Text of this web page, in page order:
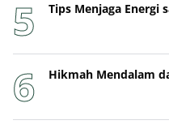
Tips Menjaga Energi
Hikmah Mendalam